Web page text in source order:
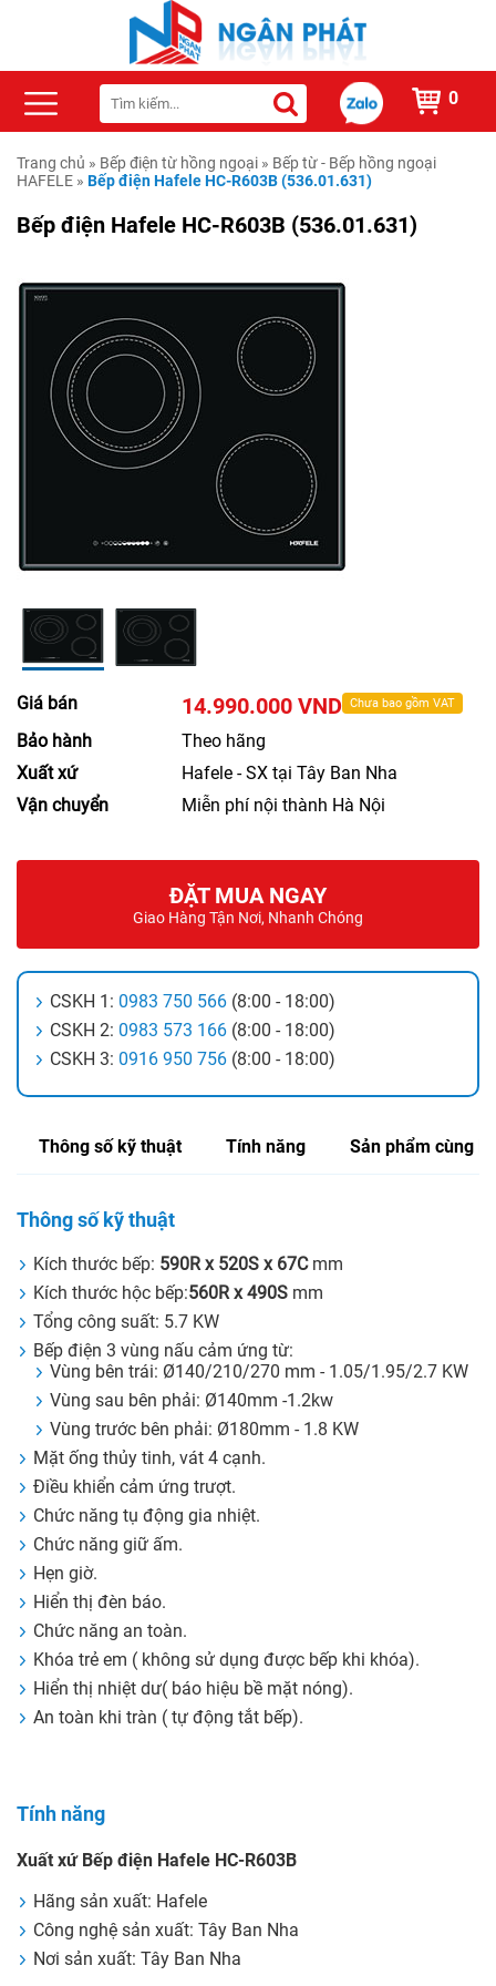
0
Trang chủ » Bếp điện từ hồng ngoại » Bếp từ - Bếp hồng ngoại
HAFELE » Bếp điện Hafele HC-R603B (536.01.631)
Bếp điện Hafele HC-R603B (536.01.631)
Giá bán 14.990.000 VND Chưa bao gồm VAT
Bảo hành
Theo hãng
Xuất xứ
Hafele - SX tại Tây Ban Nha
Vận chuyển
Miễn phí nội thành Hà Nội
ĐẶT MUA NGAY
Giao Hàng Tận Nơi, Nhanh Chóng
CSKH 1: 0983 750 566 (8:00 - 18:00)
CSKH 2: 0983 573 166 (8:00 - 18:00)
CSKH 3: 0916 950 756 (8:00 - 18:00)
Thông số kỹ thuật Tính năng Sản phẩm cùng
Thông số kỹ thuật
Kích thước bếp: 590R x 520S x 67Cmm
Kích thước hộc bếp:560R x 490S mm
Tổng công suất: 5.7 KW
Bếp điện 3 vùng nấu cảm ứng từ:
Vùng bên trái: Ø140/210/270 mm - 1.05/1.95/2.7 KW
Vùng sau bên phải: Ø140mm -1.2kw
Vùng trước bên phải: Ø180mm - 1.8 KW
Mặt ống thủy tinh, vát 4 cạnh.
Điều khiển cảm ứng trượt.
Chức năng tụ động gia nhiệt.
Chức năng giữ ấm.
Hẹn giờ.
Hiển thị đèn báo.
Chức năng an toàn.
Khóa trẻ em ( không sử dụng được bếp khi khóa).
Hiển thị nhiệt dư( báo hiệu bề mặt nóng).
An toàn khi tràn ( tự động tắt bếp).
Tính năng
Xuất xứ Bếp điện Hafele HC-R603B
Hãng sản xuất: Hafele
Công nghệ sản xuất: Tây Ban Nha
Nơi sản xuất: Tây Ban Nha